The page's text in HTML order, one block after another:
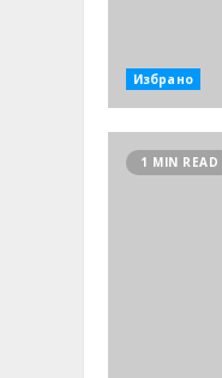
Избрано
1 MIN READ